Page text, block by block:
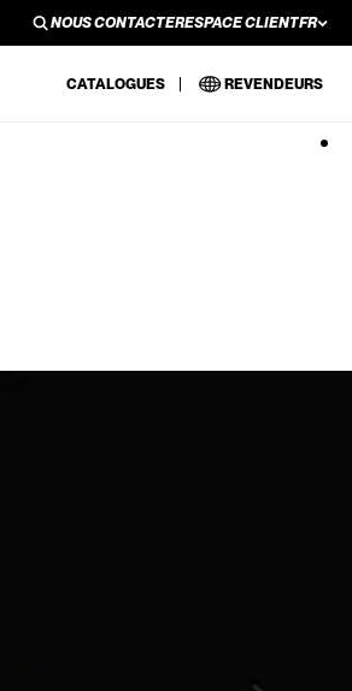
CATALOGUES REVENDEURS
NOUS CONTACTERESPACE CLIENTFR
EN